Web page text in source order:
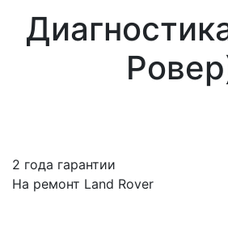
2 года гарантии
На ремонт Land Rover